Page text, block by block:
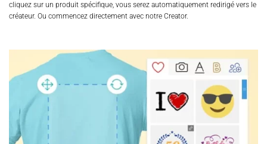
cliquez sur un produit spécifique, vous serez automatiquement redirigé vers le
créateur. Ou commencez directement avec notre Creator.